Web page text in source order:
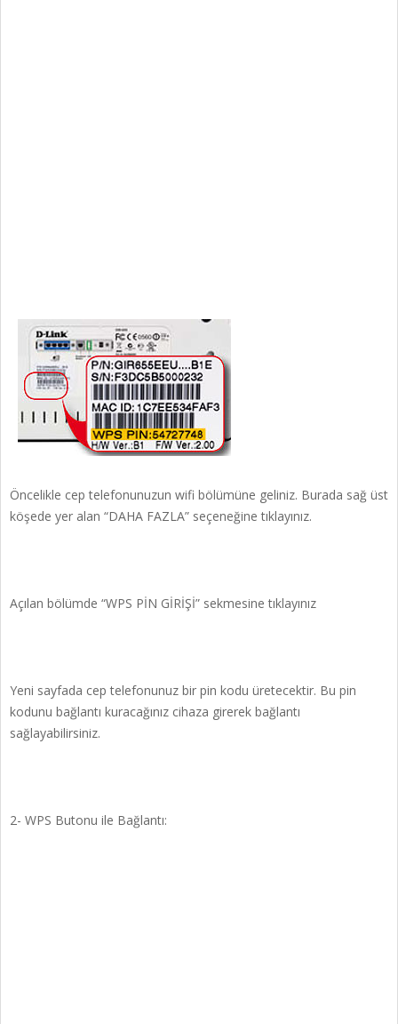
Öncelikle cep telefonunuzun wifi bölümüne geliniz. Burada sağ üst
köşede yer alan “DAHA FAZLA” seçeneğine tıklayınız.
Açılan bölümde “WPS PİN GİRİŞİ” sekmesine tıklayınız
Yeni sayfada cep telefonunuz bir pin kodu üretecektir. Bu pin
kodunu bağlantı kuracağınız cihaza girerek bağlantı
sağlayabilirsiniz.
2- WPS Butonu ile Bağlantı: